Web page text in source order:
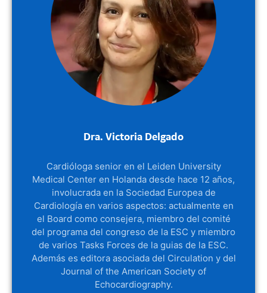
Dra. Victoria Delgado
Cardióloga senior en el Leiden University
Medical Center en Holanda desde hace 12 años,
involucrada en la Sociedad Europea de
Cardiología en varios aspectos: actualmente en
el Board como consejera, miembro del comité
del programa del congreso de la ESC y miembro
de varios Tasks Forces de la guias de la ESC.
Además es editora asociada del Circulation y del
Journal of the American Society of
Echocardiography.